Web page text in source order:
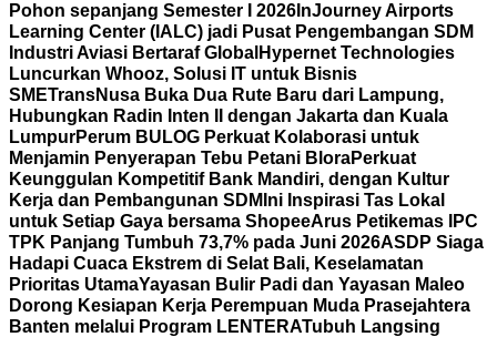
Pohon sepanjang Semester I 2026 InJourney Airports
Learning Center (IALC) jadi Pusat Pengembangan SDM
Industri Aviasi Bertaraf Global Hypernet Technologies
Luncurkan Whooz, Solusi IT untuk Bisnis
SMETransNusa Buka Dua Rute Baru dari Lampung,
Hubungkan Radin Inten II dengan Jakarta dan Kuala
LumpurPerum BULOG Perkuat Kolaborasi untuk
Menjamin Penyerapan Tebu Petani BloraPerkuat
Keunggulan Kompetitif Bank Mandiri, dengan Kultur
Kerja dan Pembangunan SDM Ini Inspirasi Tas Lokal
untuk Setiap Gaya bersama ShopeeArus Petikemas IPC
TPK Panjang Tumbuh 73,7% pada Juni 2026ASDP Siaga
Hadapi Cuaca Ekstrem di Selat Bali, Keselamatan
Prioritas UtamaYayasan Bulir Padi dan Yayasan Maleo
Dorong Kesiapan Kerja Perempuan Muda Prasejahtera
Banten melalui Program LENTERATubuh Langsing